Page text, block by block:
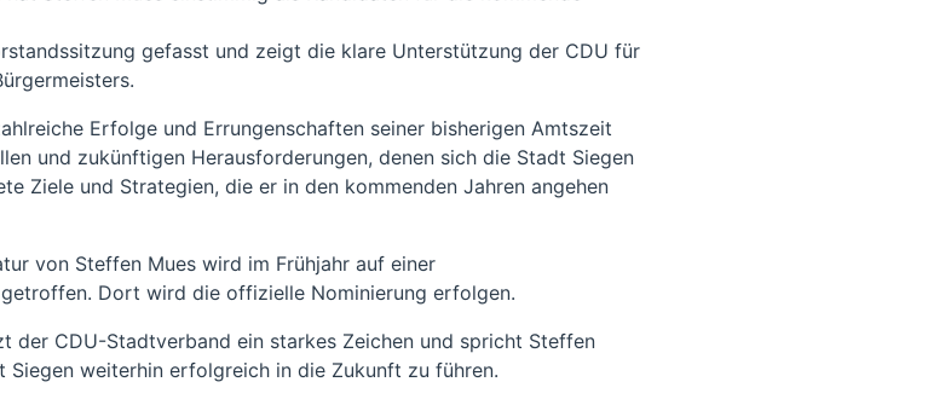
gefasst und zeigt die klare Unterstützung der CDU für
Erfolge und Errungenschaften seiner bisherigen Amtszeit
und zukünftigen Herausforderungen, denen sich die Stadt Siegen
Ziele und Strategien, die er in den kommenden Jahren angehen
von Steffen Mues wird im Frühjahr auf einer
Dort wird die offizielle Nominierung erfolgen.
der CDU-Stadtverband ein starkes Zeichen und spricht Steffen
Siegen weiterhin erfolgreich in die Zukunft zu führen.